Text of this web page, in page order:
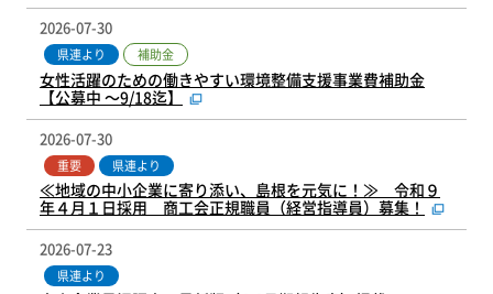
2026-07-30
県連より 補助金
女性活躍のための働きやすい環境整備支援事業費補助金
【公募中 ～9/18迄】
2026-07-30
重要 県連より
≪地域の中小企業に寄り添い、島根を元気に！≫ 令和９
年４月１日採用 商工会正規職員（経営指導員）募集！
2026-07-23
県連より